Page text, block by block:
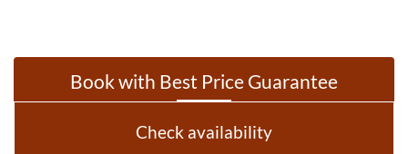
Book with Best Price Guarantee
Check availability